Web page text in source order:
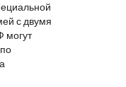
с двумя
могут